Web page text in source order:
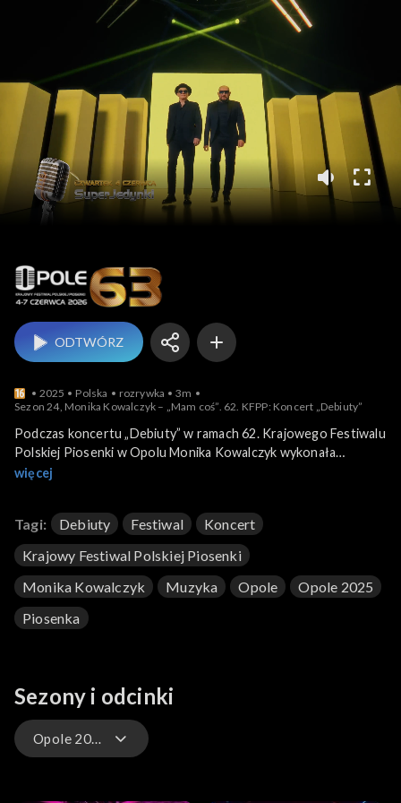
Opole
ODTWÓRZ
2025 Polska rozrywka
3m
Sezon 24, Monika Kowalczyk – „Mam coś”. 62. KFPP: Koncert „Debiuty”
Podczas koncertu „Debiuty” w ramach 62. Krajowego Festiwalu
Polskiej Piosenki w Opolu Monika Kowalczyk wykonała
piosenkę „Mam coś”. Miało to miejsce 12 czerwca 2025 roku i
więcej
Tagi: Debiuty Festiwal
Koncert
Krajowy Festiwal Polskiej Piosenki
Monika Kowalczyk
Muzyka Opole
Opole 2025
Piosenka
Sezony i odcinki
Opole 2025 – występy